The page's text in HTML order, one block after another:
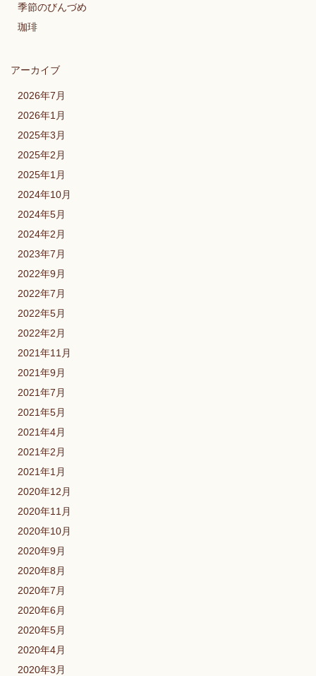
季節のびんづめ
珈琲
アーカイブ
2026年7月
2026年1月
2025年3月
2025年2月
2025年1月
2024年10月
2024年5月
2024年2月
2023年7月
2022年9月
2022年7月
2022年5月
2022年2月
2021年11月
2021年9月
2021年7月
2021年5月
2021年4月
2021年2月
2021年1月
2020年12月
2020年11月
2020年10月
2020年9月
2020年8月
2020年7月
2020年6月
2020年5月
2020年4月
2020年3月